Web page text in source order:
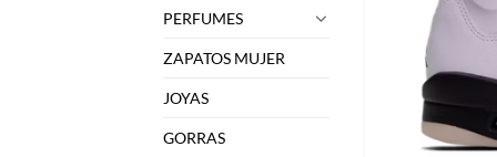
PERFUMES
ZAPATOS MUJER
JOYAS
GORRAS